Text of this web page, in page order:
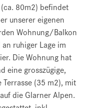
80m2) befindet
unserer eigenen
Wohnung/Balkon
ruhiger Lage im
Die Wohnung hat
eine grosszügige,
(35 m2), mit
die Glarner Alpen.